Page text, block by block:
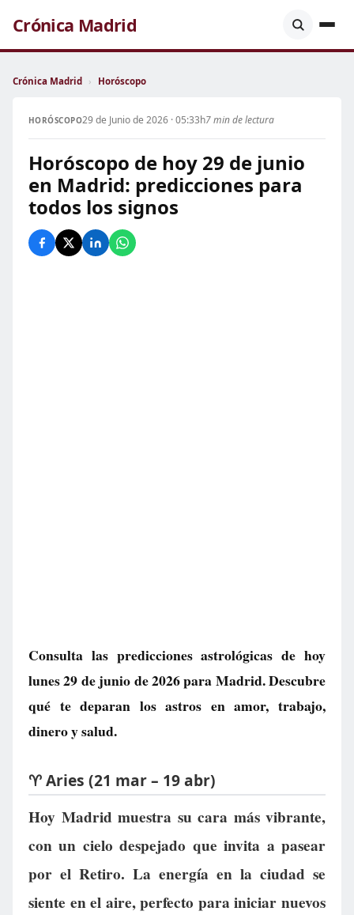
Crónica Madrid
Crónica Madrid › Horóscopo
HORÓSCOPO29 de Junio de 2026 · 05:33h7 min de lectura
Horóscopo de hoy 29 de junio
en Madrid: predicciones para
todos los signos
Consulta las predicciones astrológicas de hoy
lunes 29 de junio de 2026 para Madrid. Descubre
qué te deparan los astros en amor, trabajo,
dinero y salud.
♈ Aries (21 mar – 19 abr)
Hoy Madrid muestra su cara más vibrante,
con un cielo despejado que invita a pasear
por el Retiro. La energía en la ciudad se
siente en el aire, perfecto para iniciar nuevos